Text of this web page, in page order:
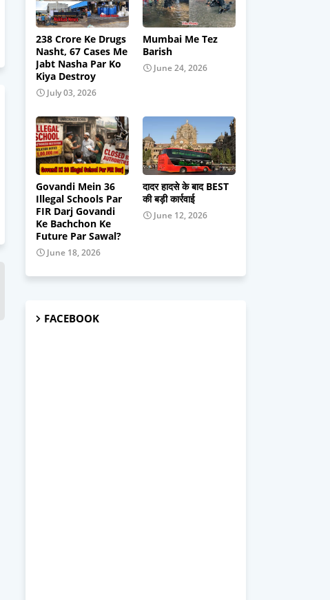
238 Crore Ke Drugs
Nasht, 67 Cases Me
Jabt Nasha Par Ko
Kiya Destroy
July 03, 2026
Mumbai Me Tez
Barish
June 24, 2026
Govandi Mein 36
Illegal Schools Par
FIR Darj Govandi
Ke Bachchon Ke
Future Par Sawal?
June 18, 2026
दादर हादसे के बाद BEST
की बड़ी कार्रवाई
June 12, 2026
FACEBOOK